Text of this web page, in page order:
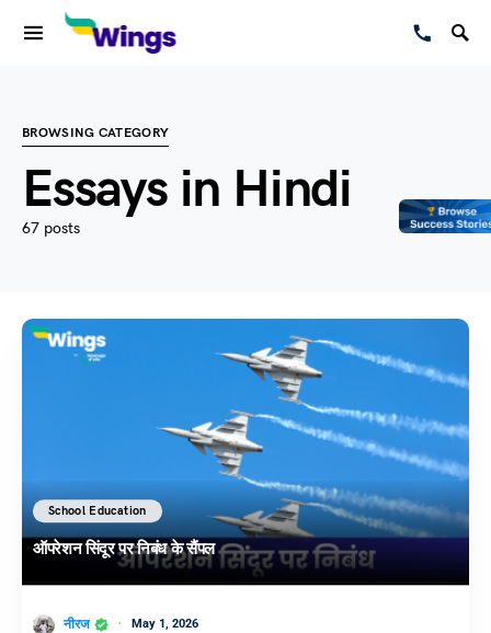
BROWSING CATEGORY
Essays in Hindi
67 posts
School Education
ऑपरेशन सिंदूर पर निबंध के सैंपल
नीरज May 1, 2026